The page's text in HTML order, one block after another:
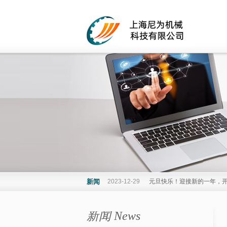
新闻 2023-12-29 元旦快乐！迎接新的一年，
新闻 News